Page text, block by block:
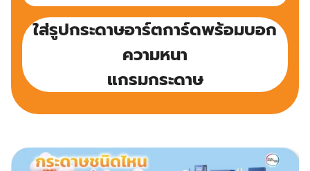
ใส่รูปกระดาษอาร์ตการ์ดพร้อมบอก
ความหนา
แกรมกระดาษ